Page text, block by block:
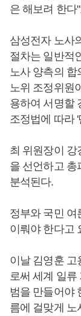
은 해보려 한다
삼성전자 노사
절차는 일반적
노사 양측의 합
노위 조정위원
용하여 서명할
조정법에 따라
최 위원장이 강
을 선언하고 총
분석된다.
정부와 국민 여
이뤄야 한다고
이날 김영훈 고
로써 세계 일류
범을 만들어야
름에 걸맞게 노